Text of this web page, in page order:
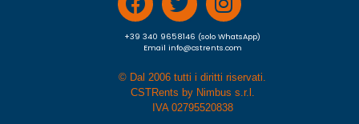
+39 340 9658146 (solo WhatsApp)
Email info@cstrents.com
© Dal 2006 tutti i diritti riservati.
CSTRents by Nimbus s.r.l.
IVA 02795520838